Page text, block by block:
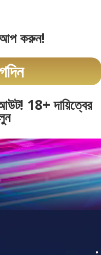
আপ করুন!
18+ দায়িত্বের